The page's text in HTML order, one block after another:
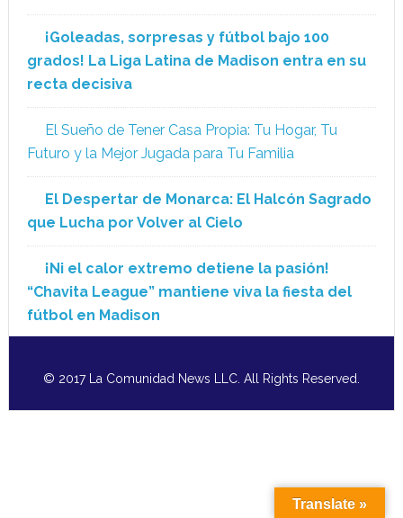
¡Goleadas, sorpresas y fútbol bajo 100
grados! La Liga Latina de Madison entra en su
recta decisiva
El Sueño de Tener Casa Propia: Tu Hogar, Tu
Futuro y la Mejor Jugada para Tu Familia
El Despertar de Monarca: El Halcón Sagrado
que Lucha por Volver al Cielo
¡Ni el calor extremo detiene la pasión!
“Chavita League” mantiene viva la fiesta del
fútbol en Madison
© 2017 La Comunidad News LLC. All Rights Reserved.
Translate »